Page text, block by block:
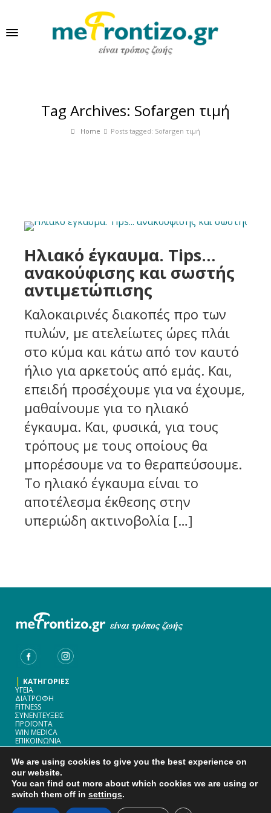
Tag Archives: Sofargen τιμή
Home Posts tagged: Sofargen τιμή
Ηλιακό έγκαυμα. Tips…
ανακούφισης και σωστής
αντιμετώπισης
Καλοκαιρινές διακοπές προ των
πυλών, με ατελείωτες ώρες πλάι
στο κύμα και κάτω από τον καυτό
ήλιο για αρκετούς από εμάς. Και,
επειδή προσέχουμε για να έχουμε,
μαθαίνουμε για το ηλιακό
έγκαυμα. Και, φυσικά, για τους
τρόπους με τους οποίους θα
μπορέσουμε να το θεραπεύσουμε.
Το ηλιακό έγκαυμα είναι το
αποτέλεσμα έκθεσης στην
υπεριώδη ακτινοβολία […]
| ΚΑΤΗΓΟΡΙΕΣ
ΥΓΕΙΑ
ΔΙΑΤΡΟΦΗ
FITNESS
ΣΥΝΕΝΤΕΥΞΕΙΣ
ΠΡΟΪΟΝΤΑ
WIN MEDICA
ΕΠΙΚΟΙΝΩΝΙΑ
ΟΙΔΙΠΟΔΟΣ 1-3
& ΠΑΡΑΔΡΟΜΟΣ ΑΤΤΙΚΗΣ ΟΔΟΎ 33-35
15238 ΧΑΛΑΝΔΡΙ
ΤΗΛ.: 2107488821
FAX: 2107488827
INFO@WINMEDICA.GR
We are using cookies to give you the best experience on
our website.
You can find out more about which cookies we are using or
switch them off in settings.